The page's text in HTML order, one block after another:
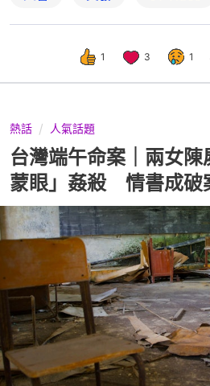
1 3 1
熱話 人氣話題
台灣端午命案｜兩女
蒙眼」姦殺 情書成破